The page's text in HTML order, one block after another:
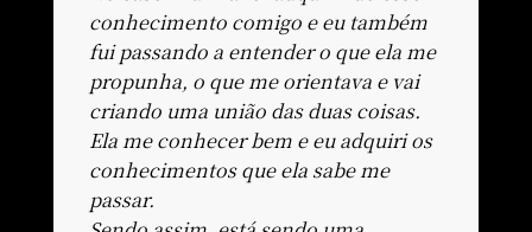
conhecimento comigo e eu também
fui passando a entender o que ela me
propunha, o que me orientava e vai
criando uma união das duas coisas.
Ela me conhecer bem e eu adquiri os
conhecimentos que ela sabe me
passar.